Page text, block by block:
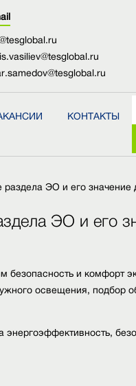
КОНТАКТЫ
ЭО и его значение
ЭО и его
и комфорт
освещения, подбор